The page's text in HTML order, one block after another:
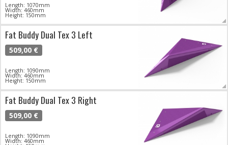
Length: 1070mm
Width: 460mm
Height: 150mm
Fat Buddy Dual Tex 3 Left
509,00 €
Length: 1090mm
Width: 460mm
Height: 150mm
Fat Buddy Dual Tex 3 Right
509,00 €
Length: 1090mm
Width: 460mm